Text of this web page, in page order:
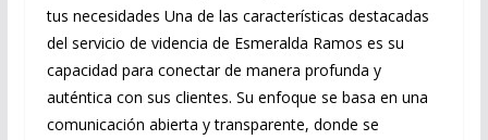
tus necesidades Una de las características destacadas
del servicio de videncia de Esmeralda Ramos es su
capacidad para conectar de manera profunda y
auténtica con sus clientes. Su enfoque se basa en una
comunicación abierta y transparente, donde se